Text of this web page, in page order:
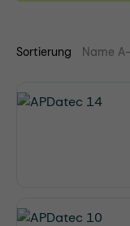
Sortierung